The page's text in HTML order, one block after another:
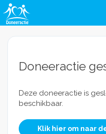
Doneeractie
Deze doneeractie is
beschikbaar.
Klik hier om naar